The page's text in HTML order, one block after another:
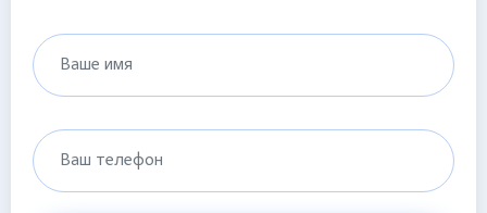
Ваше имя
Ваш телефон